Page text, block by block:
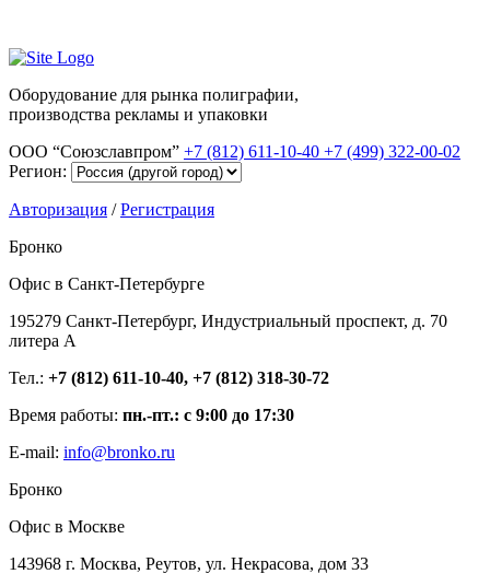
Оборудование для рынка полиграфии,
производства рекламы и упаковки
ООО “Союзславпром” +7 (812) 611-10-40 +7 (499) 322-00-02
Регион:
Авторизация /Регистрация
Бронко
Офис в Санкт-Петербурге
195279 Санкт-Петербург, Индустриальный проспект, д. 70
литера А
Тел.: +7 (812) 611-10-40, +7 (812) 318-30-72
Время работы: пн.-пт.: с 9:00 до 17:30
E-mail: info@bronko.ru
Бронко
Офис в Москве
143968 г. Москва, Реутов, ул. Некрасова, дом 33